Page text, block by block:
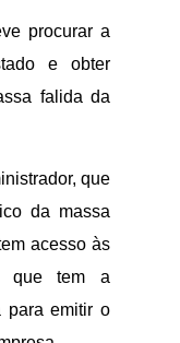
procurar a
e obter
falida da
que
da massa
acesso às
que tem a
para emitir o